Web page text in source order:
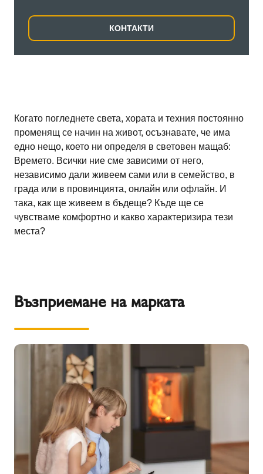
КОНТАКТИ
Когато погледнете света, хората и техния постоянно
променящ се начин на живот, осъзнавате, че има
едно нещо, което ни определя в световен мащаб:
Времето. Всички ние сме зависими от него,
независимо дали живеем сами или в семейство, в
града или в провинцията, онлайн или офлайн. И
така, как ще живеем в бъдеще? Къде ще се
чувстваме комфортно и какво характеризира тези
места?
Възприемане на марката